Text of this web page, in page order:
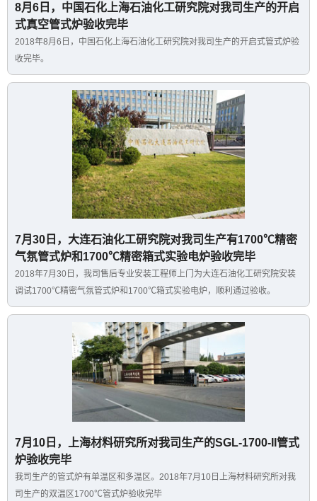
8月6日，中国石化上海石油化工研究院对我司生产的开启
式真空管式炉验收完毕
2018年8月6日，中国石化上海石油化工研究院对我司生产的开启式管式炉验
收完毕。
7月30日，大连石油化工研究院对我司生产有1700℃精密
气氛管式炉和1700℃精密箱式实验电炉验收完毕
2018年7月30日，我司售后专业安装工程师上门为大连石油化工研究院安装
调试1700℃精密气氛管式炉和1700℃箱式实验电炉，顺利通过验收。
7月10日，上海材料研究所对我司生产的SGL-1700-II管式
炉验收完毕
我司生产的管式炉有单温区和多温区。2018年7月10日上海材料研究所对我
司生产的双温区1700℃管式炉验收完毕